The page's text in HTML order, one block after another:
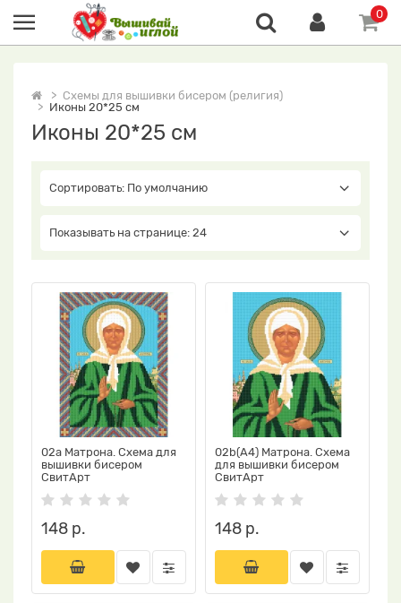
0
Схемы для вышивки бисером (религия)
Иконы 20*25 см
Иконы 20*25 см
Сортировать: По умолчанию
Показывать на странице: 24
02a Матрона. Схема для
вышивки бисером
СвитАрт
148 р.
02b(А4) Матрона. Схема
для вышивки бисером
СвитАрт
148 р.